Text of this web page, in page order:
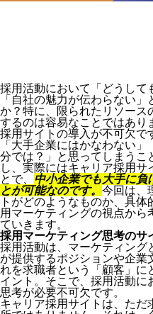
採用活動において「どうして
「自社の魅力が伝わらない
か？特に、限られたリソース
するのは容易なことではあり
採用サイトの導入が不可欠で
「大手企業にはかなわない
分では？」と思ってしまうこ
し、実際にはキャリア採用サ
とで、 中小企業でも大手に負
とが可能なのです。 今回は、
トがどのようなものか、具
用マーケティングの視点か
ていきます。
採用マーケティング思考のサ
採用活動は、マーケティング
が提供するポジションや企業
れを求職者という「顧客」に
イント。そこで、採用活動に
思考が必要不可欠です。
キャリア採用サイトは、ただ